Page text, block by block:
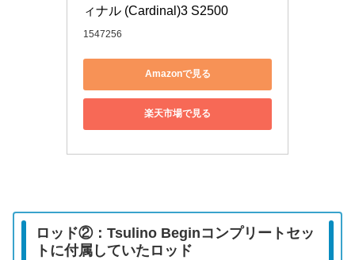
ィナル (Cardinal)3 S2500
1547256
Amazonで見る
楽天市場で見る
ロッド②：Tsulino Beginコンプリートセッ
トに付属していたロッド